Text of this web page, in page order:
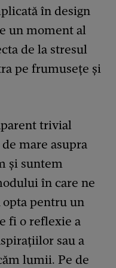
în design
un moment al
de la stresul
pe frumusețe și
trivial
mare asupra
și suntem
în care ne
pentru un
fi o reflexie a
sau a
lumii. Pe de